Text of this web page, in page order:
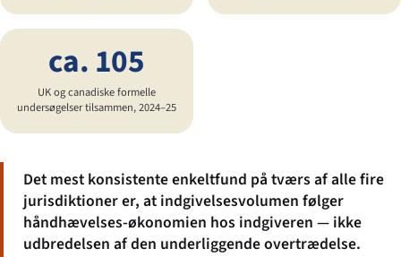
ca. 105
UK og canadiske formelle
undersøgelser tilsammen, 2024–25
Det mest konsistente enkeltfund på tværs af alle fire
jurisdiktioner er, at indgivelsesvolumen følger
håndhævelses-økonomien hos indgiveren — ikke
udbredelsen af den underliggende overtrædelse.